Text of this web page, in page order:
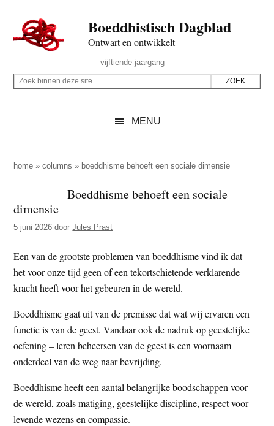
naar
de
inhoud
secondary
naar
de
sidebar
naar
de
Boeddhistisch Dagblad
Ontwart en ontwikkelt
Rechts
vijftiende jaargang
Z
p
e
z
e
s
i
t
Z
i
e
n
e
z
e
i
t
e
MENU
home »columns » boeddhisme behoeft een sociale dimensie
Boeddhisme behoeft een sociale
dimensie
5 juni 2026 doorJules Prast
Een van de grootste problemen van boeddhisme vind ik dat
het voor onze tijd geen of een tekortschietende verklarende
kracht heeft voor het gebeuren in de wereld.
Boeddhisme gaat uit van de premisse dat wat wij ervaren een
functie is van de geest. Vandaar ook de nadruk op geestelijke
oefening – leren beheersen van de geest is een voornaam
onderdeel van de weg naar bevrijding.
Boeddhisme heeft een aantal belangrijke boodschappen voor
de wereld, zoals matiging, geestelijke discipline, respect voor
levende wezens en compassie.